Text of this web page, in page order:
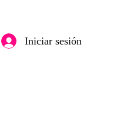
Iniciar sesión